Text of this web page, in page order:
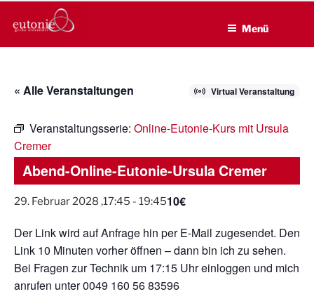
Inhalt
EUTONIE.DE
Lebensbalance durch körperliche Selbsterfahrung
Menü
« Alle Veranstaltungen Virtual Veranstaltung
Veranstaltungsserie: Online-Eutonie-Kurs mit Ursula
Cremer
Abend-Online-Eutonie-Ursula Cremer
29. Februar 2028 ,17:45 - 19:4510€
Der Link wird auf Anfrage hin per E-Mail zugesendet. Den
Link 10 Minuten vorher öffnen – dann bin ich zu sehen.
Bei Fragen zur Technik um 17:15 Uhr einloggen und mich
anrufen unter 0049 160 56 83596